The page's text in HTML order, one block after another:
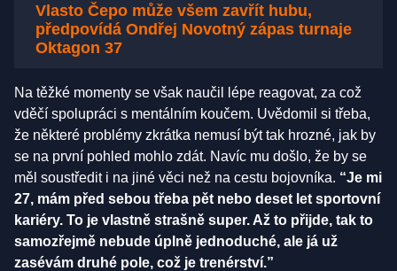
Vlasto Čepo může všem zavřít hubu,
předpovídá Ondřej Novotný zápas turnaje
Oktagon 37
Na těžké momenty se však naučil lépe reagovat, za což
vděčí spolupráci s mentálním koučem. Uvědomil si třeba,
že některé problémy zkrátka nemusí být tak hrozné, jak by
se na první pohled mohlo zdát. Navíc mu došlo, že by se
měl soustředit i na jiné věci než na cestu bojovníka. “Je mi
27, mám před sebou třeba pět nebo deset let sportovní
kariéry. To je vlastně strašně super. Až to přijde, tak to
samozřejmě nebude úplně jednoduché, ale já už
zasévám druhé pole, což je trenérství.”